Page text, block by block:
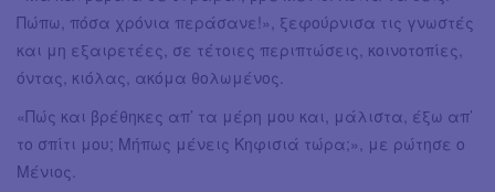
Πώπω, πόσα χρόνια περάσανε!», ξεφούρνισα τις γνωστές
και μη εξαιρετέες, σε τέτοιες περιπτώσεις, κοινοτοπίες,
όντας, κιόλας, ακόμα θολωμένος.
«Πώς και βρέθηκες απ’ τα μέρη μου και, μάλιστα, έξω απ’
το σπίτι μου; Μήπως μένεις Κηφισιά τώρα;», με ρώτησε ο
Μένιος.